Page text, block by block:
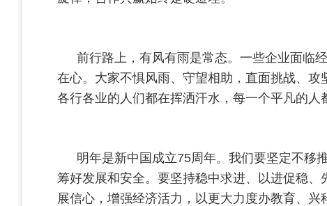
前行路上，有风有雨是常态。一些企业面临
在心。大家不惧风雨、守望相助，直面挑战、
各行各业的人们都在挥洒汗水，每一个平凡的人
明年是新中国成立75周年。我们要坚定不移
筹好发展和安全。要坚持稳中求进、以进促稳
展信心，增强经济活力，以更大力度办教育、